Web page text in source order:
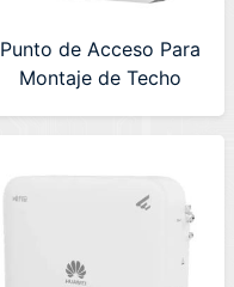
Punto de Acceso Para
Montaje de Techo